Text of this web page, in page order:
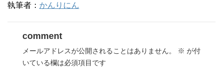
執筆者： かんりにん
comment
メールアドレスが公開されることはありません。 ※ が付
いている欄は必須項目です